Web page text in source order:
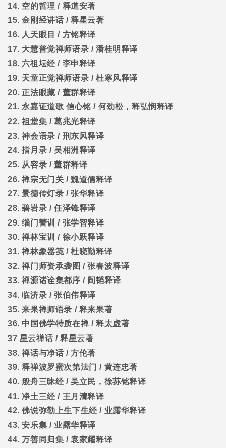
14. 空的哲理 / 释道安著
15.金刚经讲话 /释星云著
16. 人天眼目 / 方铭释译
17. 大慧普觉禅师语录 /潘桂明释译
18. 六祖坛经/ 李申释译
19. 天童正觉禅师语录 /杜寒风释译
20. 正法眼藏 / 董群释译
21.永嘉证道歌 信心铭 / 何劲松，释弘悯释译
22.祖堂集 /葛兆光释译
23.神会语录 / 刑东风释译
24.指月录 /吴相洲释译
25. 从容录 /董群释译
26.禅宗无门关 /魏道儒释译
27.景德传灯录 /张华释译
28.碧岩录 /任泽锋释译
29.缁门警训 / 张学智释译
30.禅林宝训 / 徐小跃释译
31.禅林象器笺 /杜晓勤释译
32.禅门师资承袭图 /张春波释译
33.禅源诸诠集都序 / 阎韬释译
34. 临济录 /张伯伟释译
35.来果禅师语录 / 释来果著
36. 中国佛学特质在禅/释太虚著
37 星云禅话 /释星云著
38.禅话与净话 /方伦著
39.释禅波罗蜜次第法门 / 黄连忠著
40.般舟三昧经/吴立民，徐荪铭释译
41.净土三经/ 王月清释译
42.佛说弥勒上生下生经/ 业露华释译
43.安乐集 /业露华释译
44.万善同归集 /袁家耀释译